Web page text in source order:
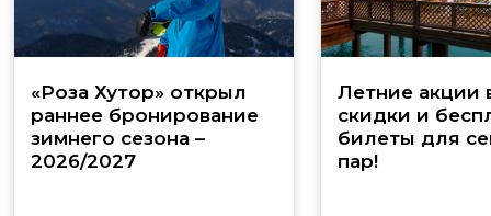
«Роза Хутор» открыл
раннее бронирование
зимнего сезона –
2026/2027
Летние акции
скидки и
билеты для
пар!